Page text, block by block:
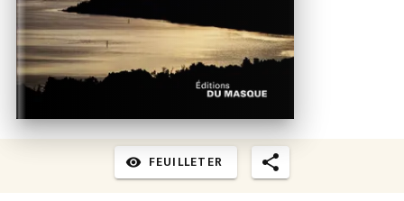
visibility FEUILLETER